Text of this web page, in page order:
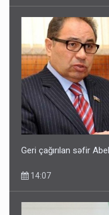
Geri çağırılan səfir
14:07